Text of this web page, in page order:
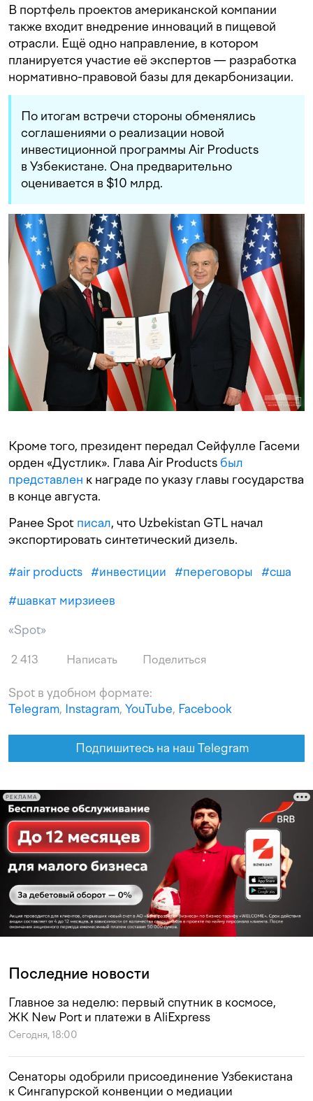
В портфель проектов американской компании
также входит внедрение инноваций в пищевой
отрасли. Ещё одно направление, в котором
планируется участие её экспертов — разработка
нормативно-правовой базы для декарбонизации.
По итогам встречи стороны обменялись
соглашениями о реализации новой
инвестиционной программы Air Products
в Узбекистане. Она предварительно
оценивается в $10 млрд.
Кроме того, президент передал Сейфулле Гасеми
орден «Дустлик». Глава Air Products был
представлен к награде по указу главы государства
в конце августа.
Ранее Spot писал, что Uzbekistan GTL начал
экспортировать синтетический дизель.
#air products #инвестиции #переговоры #сша
#шавкат мирзиеев
«Spot»
2 413 Написать Поделиться
Spot в удобном формате:
Telegram, Instagram, YouTube, Facebook
Подпишитесь на наш Telegram
РЕКЛАМА
Последние новости
Главное за неделю: первый спутник в космосе,
ЖК New Port и платежи в AliExpress
Сегодня, 18:00
Сенаторы одобрили присоединение Узбекистана
к Сингапурской конвенции о медиации